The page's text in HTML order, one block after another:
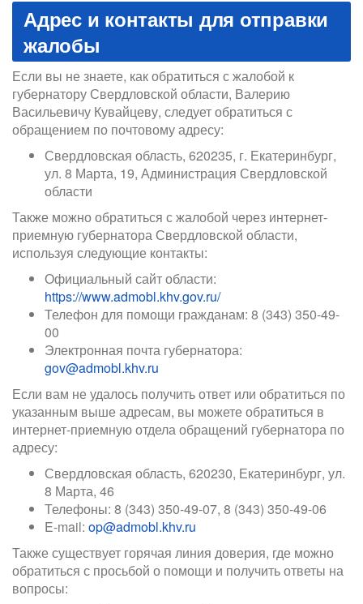
Адрес и контакты для отправки
жалобы
Если вы не знаете, как обратиться с жалобой к
губернатору Свердловской области, Валерию
Васильевичу Кувайцеву, следует обратиться с
обращением по почтовому адресу:
Свердловская область, 620235, г. Екатеринбург,
ул. 8 Марта, 19, Администрация Свердловской
области
Также можно обратиться с жалобой через интернет-
приемную губернатора Свердловской области,
используя следующие контакты:
Официальный сайт области:
https://www.admobl.khv.gov.ru/
Телефон для помощи гражданам: 8 (343) 350-49-
00
Электронная почта губернатора:
gov@admobl.khv.ru
Если вам не удалось получить ответ или обратиться по
указанным выше адресам, вы можете обратиться в
интернет-приемную отдела обращений губернатора по
адресу:
Свердловская область, 620230, Екатеринбург, ул.
8 Марта, 46
Телефоны: 8 (343) 350-49-07, 8 (343) 350-49-06
E-mail: op@admobl.khv.ru
Также существует горячая линия доверия, где можно
обратиться с просьбой о помощи и получить ответы на
вопросы: